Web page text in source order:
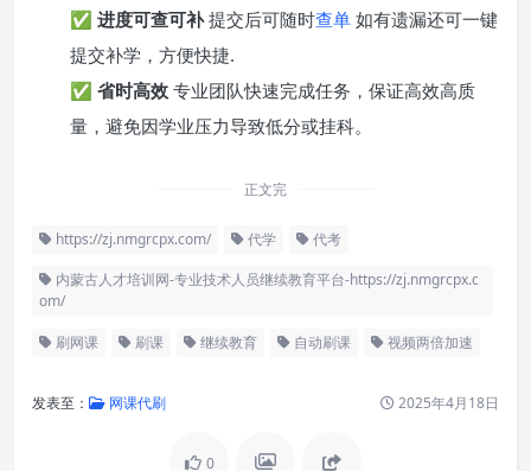
✅ 进度可查可补提交后可随时查单 如有遗漏还可一键
提交补学，方便快捷.
✅ 省时高效 专业团队快速完成任务，保证高效高质
量，避免因学业压力导致低分或挂科。
正文完
https://zj.nmgrcpx.com/ 代学
代考
内蒙古人才培训网-专业技术人员继续教育平台-https://zj.nmgrcpx.c
om/
刷网课 刷课 继续教育 自动刷课 视频两倍加速
发表至： 网课代刷 2025年4月18日
0